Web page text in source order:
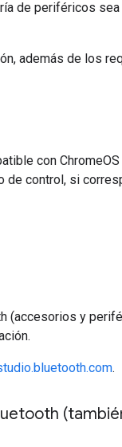
de periféricos
además de los
con
control, si
(accesorios y
.